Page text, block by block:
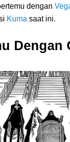
dengan
Kuma saat ini.
Dengan